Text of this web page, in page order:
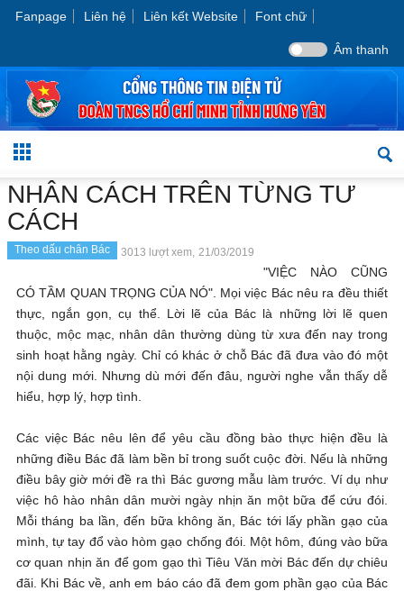
Fanpage Liên hệ Liên kết Website Font chữ
Âm thanh
NHÂN CÁCH TRÊN TỪNG TƯ
CÁCH
Theo dấu chân Bác 3013 lượt xem, 21/03/2019
"VIỆC NÀO CŨNG
CÓ TẦM QUAN TRỌNG CỦA NÓ". Mọi việc Bác nêu ra đều thiết
thực, ngắn gọn, cụ thể. Lời lẽ của Bác là những lời lẽ quen
thuộc, mộc mạc, nhân dân thường dùng từ xưa đến nay trong
sinh hoạt hằng ngày. Chỉ có khác ở chỗ Bác đã đưa vào đó một
nội dung mới. Nhưng dù mới đến đâu, người nghe vẫn thấy dễ
hiểu, hợp lý, hợp tình.
Các việc Bác nêu lên để yêu cầu đồng bào thực hiện đều là
những điều Bác đã làm bền bỉ trong suốt cuộc đời. Nếu là những
điều bây giờ mới đề ra thì Bác gương mẫu làm trước. Ví dụ như
việc hô hào nhân dân mười ngày nhịn ăn một bữa để cứu đói.
Mỗi tháng ba lần, đến bữa không ăn, Bác tới lấy phần gạo của
mình, tự tay đổ vào hòm gạo chống đói. Một hôm, đúng vào bữa
cơ quan nhịn ăn để gom gạo thì Tiêu Văn mời Bác đến dự chiêu
đãi. Khi Bác về, anh em báo cáo đã đem gom phần gạo của Bác